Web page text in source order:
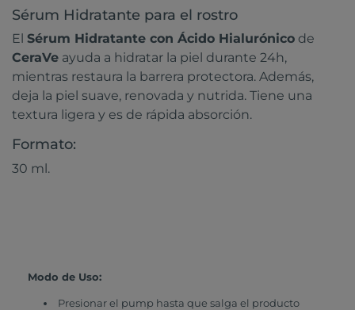
Sérum Hidratante para el rostro​
El Sérum Hidratante con Ácido Hialurónico de
CeraVe ayuda a hidratar la piel durante 24h,
mientras restaura la barrera protectora. Además,
deja la piel suave, renovada y nutrida. Tiene una
textura ligera y es de rápida absorción.​
Formato:
30 ml.
Modo de Uso:
Presionar el pump hasta que salga el producto​